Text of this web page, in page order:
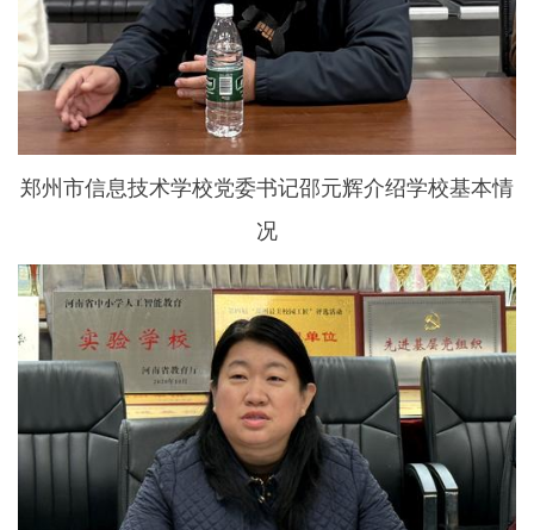
郑州市信息技术学校党委书记邵元辉介绍学校基本情
况